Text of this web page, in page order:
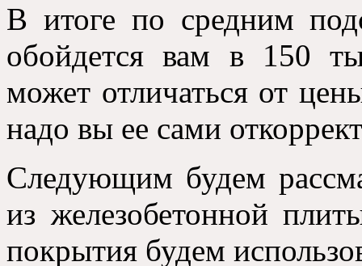
В итоге по средним
обойдется вам в 150
может отличаться от
надо вы ее сами
Следующим будем
из железобетонной
покрытия будем